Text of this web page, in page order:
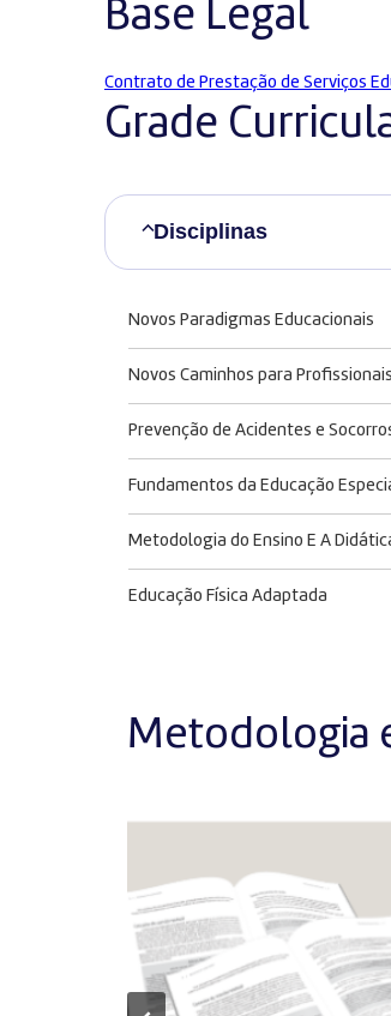
Base Legal
Contrato de Prestação de Serviços
Grade
Disciplinas
Novos Paradigmas Educacionais
Novos Caminhos para
Prevenção de Acidentes e
Fundamentos da Educação
Metodologia do Ensino E A
Educação Física Adaptada
Metodologia